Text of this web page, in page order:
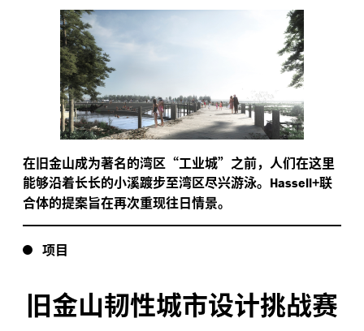
在旧金山成为著名的湾区“工业城”之前，人们在这里
能够沿着长长的小溪踱步至湾区尽兴游泳。 Hassell+联
合体的提案旨在再次重现往日情景。
项目
旧金山韧性城市设计挑战赛